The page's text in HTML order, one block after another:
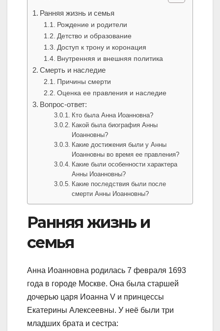
Ранняя жизнь и семья
Рождение и родители
Детство и образование
Доступ к трону и коронация
Внутренняя и внешняя политика
Смерть и наследие
Причины смерти
Оценка ее правления и наследие
Вопрос-ответ:
Кто была Анна Иоанновна?
Какой была биография Анны
Иоанновны?
Какие достижения были у Анны
Иоанновны во время ее правления?
Какие были особенности характера
Анны Иоанновны?
Какие последствия были после
смерти Анны Иоанновны?
Ранняя жизнь и
семья
Анна Иоанновна родилась 7 февраля 1693
года в городе Москве. Она была старшей
дочерью царя Иоанна V и принцессы
Екатерины Алексеевны. У неё были три
младших брата и сестра: